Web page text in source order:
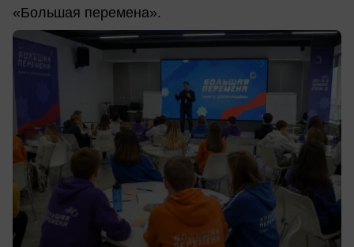
«Большая перемена».